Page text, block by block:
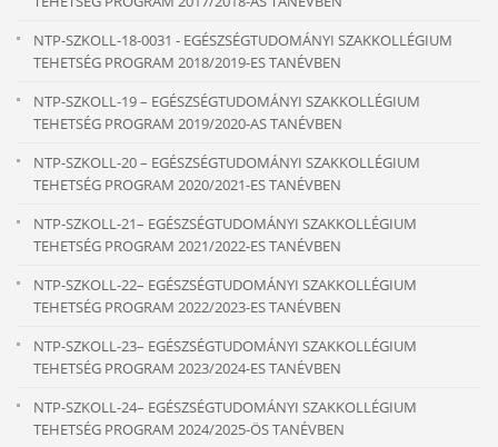
NTP-SZKOLL-18-0031 - EGÉSZSÉGTUDOMÁNYI SZAKKOLLÉGIUM
TEHETSÉG PROGRAM 2018/2019-ES TANÉVBEN
NTP-SZKOLL-19 – EGÉSZSÉGTUDOMÁNYI SZAKKOLLÉGIUM
TEHETSÉG PROGRAM 2019/2020-AS TANÉVBEN
NTP-SZKOLL-20 – EGÉSZSÉGTUDOMÁNYI SZAKKOLLÉGIUM
TEHETSÉG PROGRAM 2020/2021-ES TANÉVBEN
NTP-SZKOLL-21– EGÉSZSÉGTUDOMÁNYI SZAKKOLLÉGIUM
TEHETSÉG PROGRAM 2021/2022-ES TANÉVBEN
NTP-SZKOLL-22– EGÉSZSÉGTUDOMÁNYI SZAKKOLLÉGIUM
TEHETSÉG PROGRAM 2022/2023-ES TANÉVBEN
NTP-SZKOLL-23– EGÉSZSÉGTUDOMÁNYI SZAKKOLLÉGIUM
TEHETSÉG PROGRAM 2023/2024-ES TANÉVBEN
NTP-SZKOLL-24– EGÉSZSÉGTUDOMÁNYI SZAKKOLLÉGIUM
TEHETSÉG PROGRAM 2024/2025-ÖS TANÉVBEN